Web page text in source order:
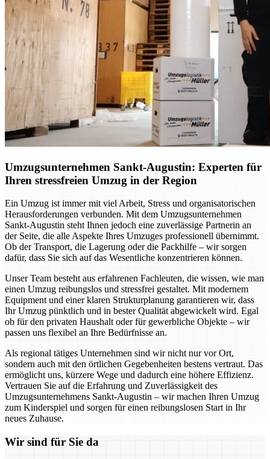
Umzugsunternehmen Sankt-Augustin: Experten für
Ihren stressfreien Umzug in der Region
Ein Umzug ist immer mit viel Arbeit, Stress und organisatorischen
Herausforderungen verbunden. Mit dem Umzugsunternehmen
Sankt-Augustin steht Ihnen jedoch eine zuverlässige Partnerin an
der Seite, die alle Aspekte Ihres Umzuges professionell übernimmt.
Ob der Transport, die Lagerung oder die Packhilfe – wir sorgen
dafür, dass Sie sich auf das Wesentliche konzentrieren können.
Unser Team besteht aus erfahrenen Fachleuten, die wissen, wie man
einen Umzug reibungslos und stressfrei gestaltet. Mit modernem
Equipment und einer klaren Strukturplanung garantieren wir, dass
Ihr Umzug pünktlich und in bester Qualität abgewickelt wird. Egal
ob für den privaten Haushalt oder für gewerbliche Objekte – wir
passen uns flexibel an Ihre Bedürfnisse an.
Als regional tätiges Unternehmen sind wir nicht nur vor Ort,
sondern auch mit den örtlichen Gegebenheiten bestens vertraut. Das
ermöglicht uns, kürzere Wege und dadurch eine höhere Effizienz.
Vertrauen Sie auf die Erfahrung und Zuverlässigkeit des
Umzugsunternehmens Sankt-Augustin – wir machen Ihren Umzug
zum Kinderspiel und sorgen für einen reibungslosen Start in Ihr
neues Zuhause.
Wir sind für Sie da